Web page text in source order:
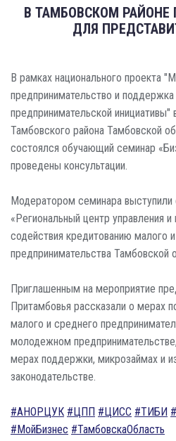
В ТАМБОВСКОМ РАЙОНЕ
ДЛЯ
В рамках национального проекта
предпринимательство и поддержка
предпринимательской инициативы"
Тамбовского района Тамбовской
состоялся обучающий семинар
проведены консультации.
Модератором семинара
«Региональный центр управления
содействия кредитованию малого
предпринимательства Тамбовской
Приглашенным на мероприятие
Притамбовья рассказали о мерах
малого и среднего
молодежном
мерах поддержки, микрозаймах и
законодательстве.
#АНОРЦУК #ЦПП #ЦИСС #ТИБИ
#МойБизнес #ТамбовскаОбласть